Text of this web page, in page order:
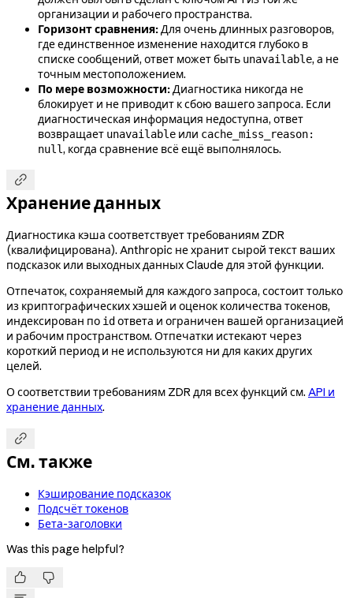
организации и рабочего пространства.
Горизонт сравнения: Для очень длинных разговоров,
где единственное изменение находится глубоко в
списке сообщений, ответ может быть unavailable, а не
точным местоположением.
По мере возможности: Диагностика никогда не
блокирует и не приводит к сбою вашего запроса. Если
диагностическая информация недоступна, ответ
возвращает unavailable или cache_miss_reason:
null, когда сравнение всё ещё выполнялось.

Хранение данных
Диагностика кэша соответствует требованиям ZDR
(квалифицирована). Anthropic не хранит сырой текст ваших
подсказок или выходных данных Claude для этой функции.
Отпечаток, сохраняемый для каждого запроса, состоит только
из криптографических хэшей и оценок количества токенов,
индексирован по id ответа и ограничен вашей организацией
и рабочим пространством. Отпечатки истекают через
короткий период и не используются ни для каких других
целей.
О соответствии требованиям ZDR для всех функций см. API и
хранение данных.

См. также
Кэширование подсказок
Подсчёт токенов
Бета-заголовки
Was this page helpful?
 